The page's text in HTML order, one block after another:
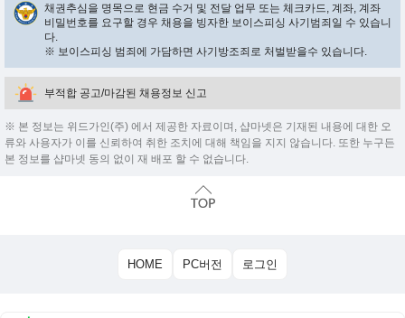
채권추심을 명목으로 현금 수거 및 전달 업무 또는 체크카드, 계좌, 계좌
비밀번호를 요구할 경우 채용을 빙자한 보이스피싱 사기범죄일 수 있습니
다.
※ 보이스피싱 범죄에 가담하면 사기방조죄로 처벌받을수 있습니다.
부적합 공고/마감된 채용정보 신고
※ 본 정보는 위드가인(주) 에서 제공한 자료이며, 샵마넷은 기재된 내용에 대한 오
류와 사용자가 이를 신뢰하여 취한 조치에 대해 책임을 지지 않습니다. 또한 누구든
본 정보를 샵마넷 동의 없이 재 배포 할 수 없습니다.
HOME PC버전 로그인